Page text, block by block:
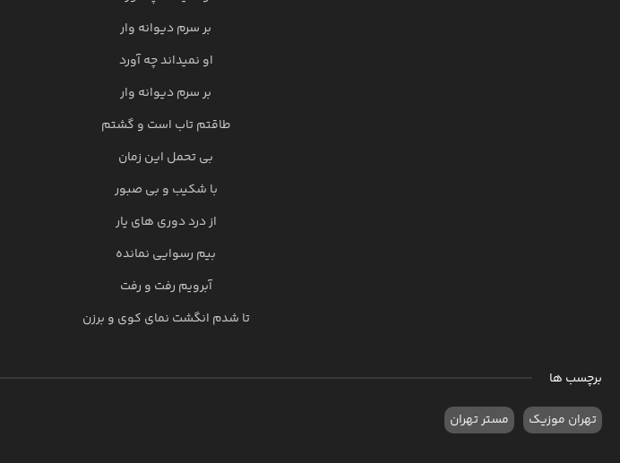
بر سرم دیوانه وار
او نمیداند چه آورد
بر سرم دیوانه وار
طاقتم تاب است و گشتم
بی تحمل این زمان
با شکیب و بی صبور
از درد دوری های یار
بیم رسوایی نمانده
آبرویم رفت و رفت
تا شدم انگشت نمای کوی و برزن
برچسب ها
تهران موزیک مستر تهران